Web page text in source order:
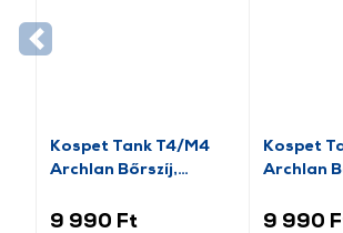
Kospet Tank T4/M4
Archlan Bőrszíj,
9 990 Ft
Kospet
Archlan
9 990